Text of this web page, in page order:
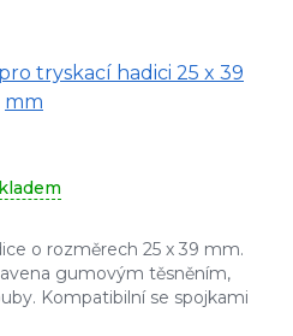
tryskací hadici 25 x 39
mm
o rozměrech 25 x 39 mm.
gumovým těsněním,
Kompatibilní se spojkami